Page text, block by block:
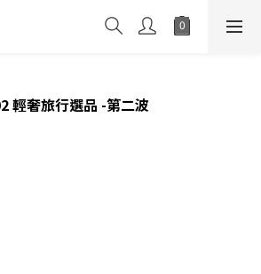
輕奢旅行選品 -第二波